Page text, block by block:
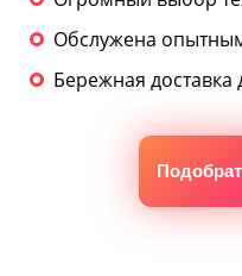
Обслужена
Бережная доставка